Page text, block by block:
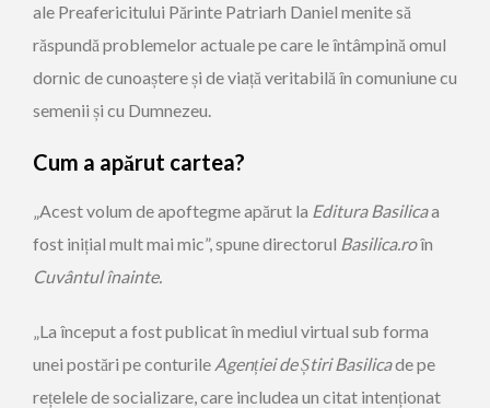
ale Preafericitului Părinte Patriarh Daniel menite să
răspundă problemelor actuale pe care le întâmpină omul
dornic de cunoaștere și de viață veritabilă în comuniune cu
semenii și cu Dumnezeu.
Cum a apărut cartea?
„Acest volum de apoftegme apărut la Editura Basilicaa
fost inițial mult mai mic”, spune directorul Basilica.roîn
Cuvântul înainte.
„La început a fost publicat în mediul virtual sub forma
unei postări pe conturile Agenției deȘtiri Basilicade pe
rețelele de socializare, care includea un citat intenționat